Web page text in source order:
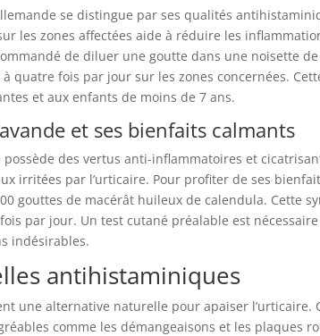
se distingue par ses qualités
les zones affectées aide à réduire les
de diluer une goutte dans une noisette
quatre fois par jour sur les zones concernées.
et aux enfants de moins de 7 ans.
et ses bienfaits calmants
possède des vertus anti-inflammatoires et
irritées par l’urticaire. Pour profiter de ses
gouttes de macérât huileux de calendula. Cette
par jour. Un test cutané préalable est
indésirables.
antihistaminiques
une alternative naturelle pour apaiser l’urticaire.
comme les démangeaisons et les plaques